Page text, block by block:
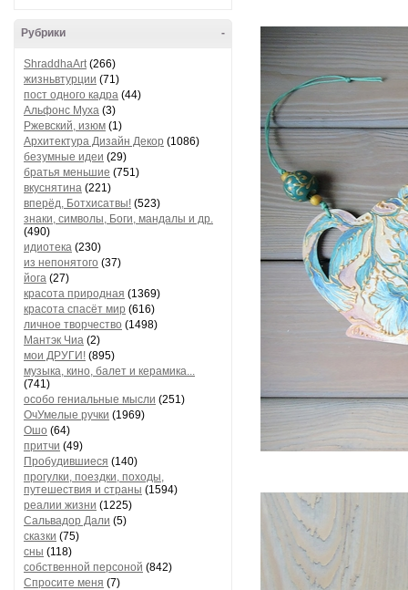
-
Рубрики
ShraddhaArt(266)
жизньвтурции (71)
пост одного кадра (44)
Альфонс Муха (3)
Ржевский, изюм (1)
Архитектура Дизайн Декор (1086)
безумные идеи (29)
братья меньшие (751)
вкуснятина (221)
вперёд, Ботхисатвы! (523)
знаки, символы, Боги, мандалы и др.
(490)
идиотека (230)
из непонятого (37)
йога (27)
красота природная (1369)
красота спасёт мир (616)
личное творчество (1498)
Мантэк Чиа (2)
мои ДРУГИ! (895)
музыка, кино, балет и керамика...
(741)
особо гениальные мысли (251)
ОчУмелые ручки (1969)
Ошо (64)
притчи (49)
Пробудившиеся (140)
прогулки, поездки, походы,
путешествия и страны (1594)
реалии жизни (1225)
Сальвадор Дали (5)
сказки (75)
сны (118)
собственной персоной (842)
Спросите меня (7)